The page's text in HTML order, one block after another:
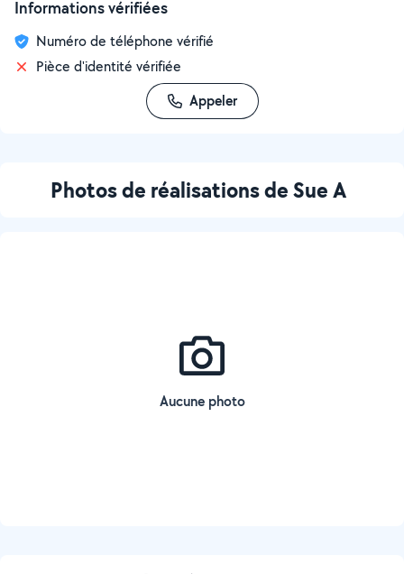
Informations vérifiées
Numéro de téléphone vérifié
Pièce d'identité vérifiée
Appeler
Photos de réalisations de Sue A
Aucune photo